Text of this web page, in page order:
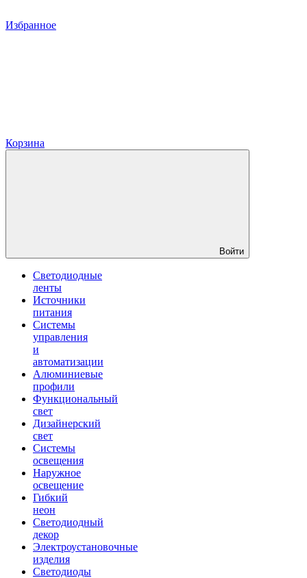
Избранное
Корзина
Войти
Светодиодные
ленты
Источники
питания
Системы
управления
и
автоматизации
Алюминиевые
профили
Функциональный
свет
Дизайнерский
свет
Системы
освещения
Наружное
освещение
Гибкий
неон
Светодиодный
декор
Электроустановочные
изделия
Светодиоды